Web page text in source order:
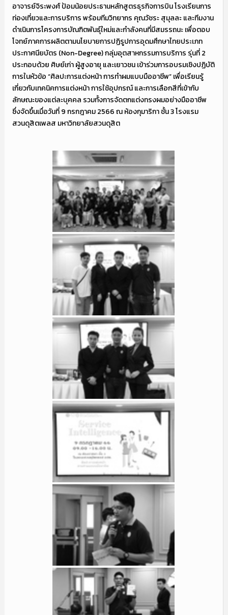
อาจารย์จิระพงศ์ ป้อมน้อยประธานหลักสูตรธุรกิจการบิน โรงเรียนการ
ท่องเที่ยวและการบริการ พร้อมทีมวิทยากร คุณวัชระ สุมุลละ และทีมงาน
ดำเนินการโครงการบัณฑิตพันธุ์ใหม่และกำลังคนที่มีสมรรถนะ เพื่อตอบ
โจทย์ภาคการผลิตตามนโยบายการปฏิรูปการอุดมศึกษาไทยประเภท
ประกาศนียบัตร (Non-Degree) กลุ่มอุตสาหกรรมการบริการ รุ่นที่ 2
ประกอบด้วย ศิษย์เก่า ผู้สูงอายุ และเยาวชน เข้าร่วมการอบรมเชิงปฏิบัติ
การในหัวข้อ “ศิลปะการแต่งหน้า การทำผมแบบมืออาชีพ” เพื่อเรียนรู้
เกี่ยวกับเทคนิคการแต่งหน้า การใช้อุปกรณ์ และการเลือกสีที่เข้ากับ
ลักษณะของแต่ละบุคคล รวมทั้งการจัดตกแต่งทรงผมอย่างมืออาชีพ
ซึ่งจัดขึ้นเมื่อวันที่ 9 กรกฎาคม 2566 ณ ห้องกุมาริกา ชั้น 3 โรงแรม
สวนดุสิตเพลส มหาวิทยาลัยสวนดุสิต